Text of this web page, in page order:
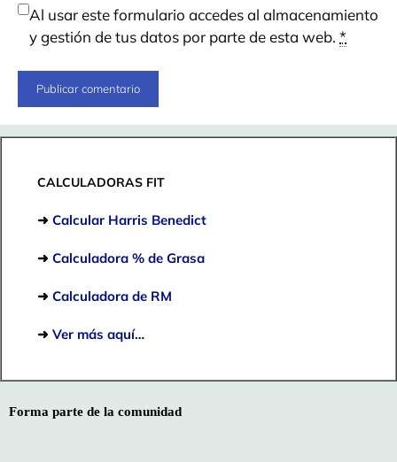
Al usar este formulario accedes al almacenamiento
y gestión de tus datos por parte de esta web. *
CALCULADORAS FIT
➜ Calcular Harris Benedict
➜ Calculadora % de Grasa
➜ Calculadora de RM
➜ Ver más aquí…
Forma parte de la comunidad